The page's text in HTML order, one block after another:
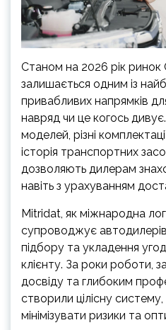
Станом на 2026 рік
залишається одним із
привабливих напрямків
навряд чи це когось
моделей, різні
історія транспортних
дозволяють дилерам
навіть з урахуванням
Mitridat, як міжнародна
супроводжує
підбору та укладення
клієнту. За роки роботи,
досвіду та глибоким
створили цілісну
мінімізувати ризики та